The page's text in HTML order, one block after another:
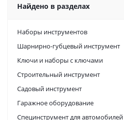
Найдено в разделах
Наборы инструментов
Шарнирно-губцевый инструмент
Ключи и наборы с ключами
Строительный инструмент
Садовый инструмент
Гаражное оборудование
Специнструмент для автомобилей